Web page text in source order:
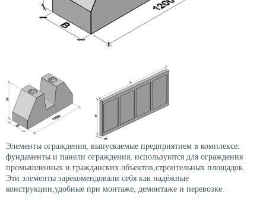
Элементы ограждения, выпускаемые предприятием в комплексе:
фундаменты и панели ограждения, используются для ограждения
промышленных и гражданских объектов,строительных площадок.
Эти элементы зарекомендовали себя как надёжные
конструкции,удобные при монтаже, демонтаже и перевозке.